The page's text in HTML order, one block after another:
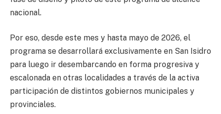
nacional.
Por eso, desde este mes y hasta mayo de 2026, el
programa se desarrollará exclusivamente en San Isidro
para luego ir desembarcando en forma progresiva y
escalonada en otras localidades a través de la activa
participación de distintos gobiernos municipales y
provinciales.